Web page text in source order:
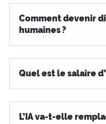
Comment devenir
humaines ?
Quel est le salaire
L’IA va-t-elle